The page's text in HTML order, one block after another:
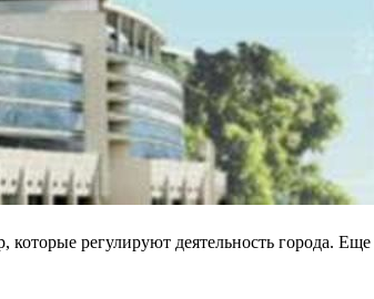
которые регулируют деятельность города.